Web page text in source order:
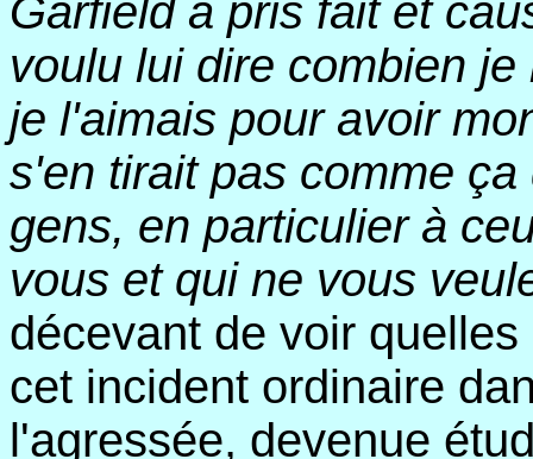
Garfield a pris fait et
voulu lui dire combien
je l'aimais pour avoir
s'en tirait pas comme
gens, en particulier à
vous et qui ne vous
décevant de voir
cet incident ordinaire
l'agressée, devenue